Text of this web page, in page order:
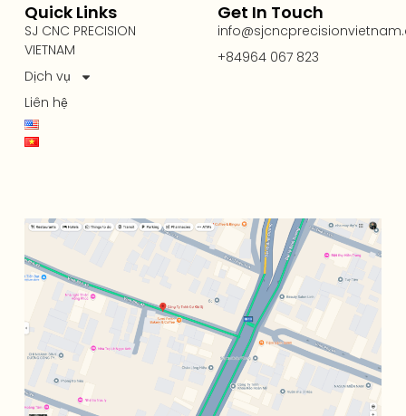
Quick Links
SJ CNC PRECISION
VIETNAM
Dịch vụ
Liên hệ
Get In Touch
+84964 067 823